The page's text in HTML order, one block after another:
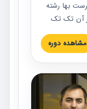
بها رشته
آن تک تک
است. این
عملیات
مهندسی
و به تمام
هستند حتما
مشاهده دوره